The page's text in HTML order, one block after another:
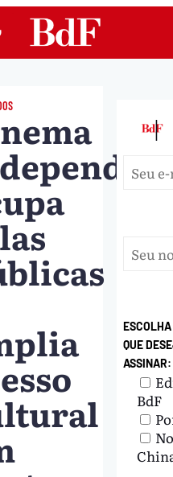
|
QUE
ASSINAR:
BdF